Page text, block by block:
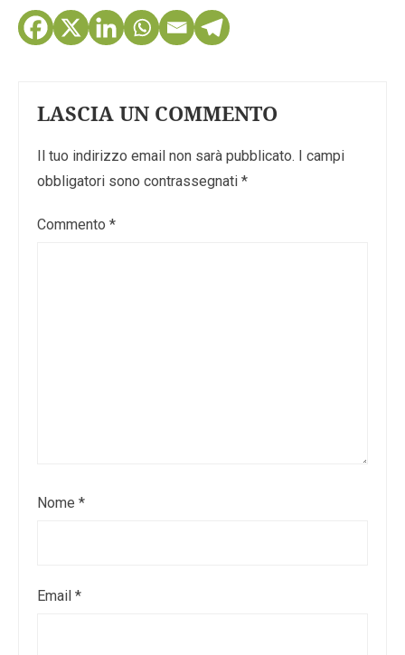
LASCIA UN COMMENTO
Il tuo indirizzo email non sarà pubblicato. I campi
obbligatori sono contrassegnati *
Commento *
Nome *
Email *